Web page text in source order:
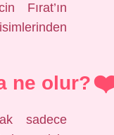
Fırat’ın
ne olur?
sadece